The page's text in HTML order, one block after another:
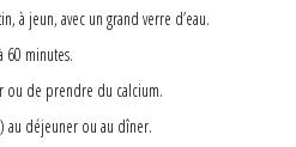
à jeun, avec un grand verre d’eau.
60 minutes.
ou de prendre du calcium.
au déjeuner ou au dîner.